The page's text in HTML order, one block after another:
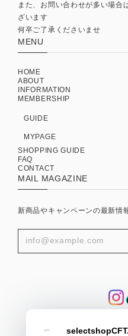
また、お問い合わせが多い場合
ざいます
何卒ご了承くださいませ
MENU
HOME
ABOUT
INFORMATION
MEMBERSHIP
GUIDE
MYPAGE
SHOPPING GUIDE
FAQ
CONTACT
MAIL MAGAZINE
新商品やキャンペーンの最新情